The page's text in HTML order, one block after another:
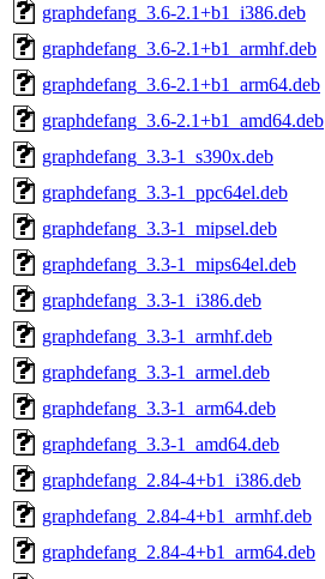
graphdefang_3.6-2.1+b1_i386.deb
graphdefang_3.6-2.1+b1_armhf.deb
graphdefang_3.6-2.1+b1_arm64.deb
graphdefang_3.6-2.1+b1_amd64.deb
graphdefang_3.3-1_s390x.deb
graphdefang_3.3-1_ppc64el.deb
graphdefang_3.3-1_mipsel.deb
graphdefang_3.3-1_mips64el.deb
graphdefang_3.3-1_i386.deb
graphdefang_3.3-1_armhf.deb
graphdefang_3.3-1_armel.deb
graphdefang_3.3-1_arm64.deb
graphdefang_3.3-1_amd64.deb
graphdefang_2.84-4+b1_i386.deb
graphdefang_2.84-4+b1_armhf.deb
graphdefang_2.84-4+b1_arm64.deb